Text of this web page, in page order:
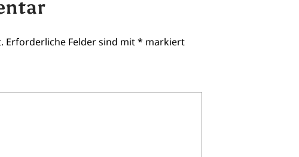
Erforderliche Felder sind mit* markiert